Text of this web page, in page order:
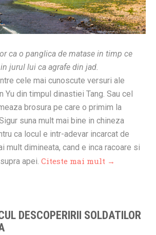
ca o panglica de matase in timp ce
jurul lui ca agrafe din jad.
cele mai cunoscute versuri ale
Yu din timpul dinastiei Tang. Sau cel
brosura pe care o primim la
suna mult mai bine in chineza
ca locul e intr-adevar incarcat de
mult dimineata, cand e inca racoare si
apei. Citeste mai mult →
DESCOPERIRII SOLDATILOR